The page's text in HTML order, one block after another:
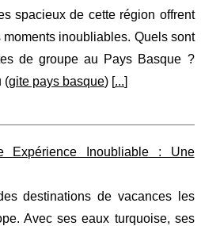
spacieux de cette région offrent
moments inoubliables. Quels sont
de groupe au Pays Basque ?
(gite pays basque) [...]
Expérience Inoubliable : Une
destinations de vacances les
Avec ses eaux turquoise, ses